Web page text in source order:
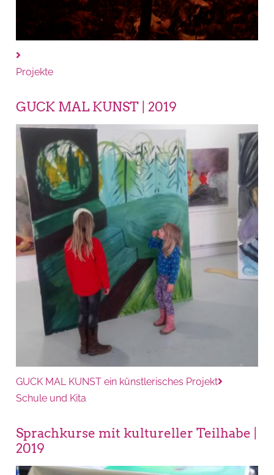
Projekte
GUCK MAL KUNST | 2019
GUCK MAL KUNST ein künstlerisches Projekt
Schule und Kita
Sprachkurse mit kultureller Teilhabe |
2019